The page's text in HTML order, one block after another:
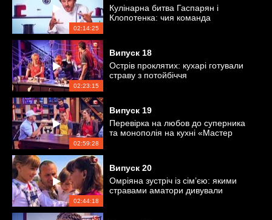
02:14:25
Кулінарна битва Гаспарян і
Клопотенка: чия команда
02:23:15
Випуск 18
Острів проклятих: кухарі готували
страву з потойбіччя
02:59:28
Випуск 19
Перевірка на любов до суперника
та монополія на кухні «Мастер
02:44:18
Випуск 20
Омріяна зустріч із сім’єю: якими
стравами аматори дивували